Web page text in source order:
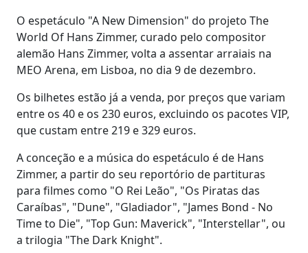
O espetáculo "A New Dimension" do projeto The
World Of Hans Zimmer, curado pelo compositor
alemão Hans Zimmer, volta a assentar arraiais na
MEO Arena, em Lisboa, no dia 9 de dezembro.
Os bilhetes estão já a venda, por preços que variam
entre os 40 e os 230 euros, excluindo os pacotes VIP,
que custam entre 219 e 329 euros.
A conceção e a música do espetáculo é de Hans
Zimmer, a partir do seu reportório de partituras
para filmes como "O Rei Leão", "Os Piratas das
Caraíbas", "Dune", "Gladiador", "James Bond - No
Time to Die", "Top Gun: Maverick", "Interstellar", ou
a trilogia "The Dark Knight".